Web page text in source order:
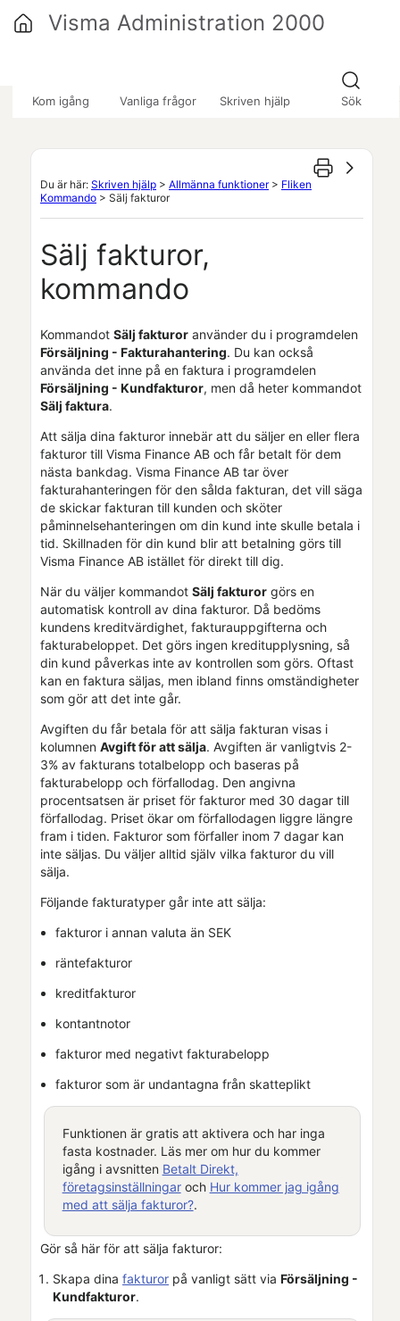
Kom igång Vanliga frågor Skriven hjälp Sök
Visma Administration 2000
Du är här: Skriven hjälp > Allmänna funktioner> Fliken
Kommando > Sälj fakturor
Sälj fakturor,
kommando
Kommandot Sälj fakturor använder du i programdelen
Försäljning - Fakturahantering. Du kan också
använda det inne på en faktura i programdelen
Försäljning - Kundfakturor, men då heter kommandot
Sälj faktura.
Att sälja dina fakturor innebär att du säljer en eller flera
fakturor till Visma Finance AB och får betalt för dem
nästa bankdag. Visma Finance AB tar över
fakturahanteringen för den sålda fakturan, det vill säga
de skickar fakturan till kunden och sköter
påminnelsehanteringen om din kund inte skulle betala i
tid. Skillnaden för din kund blir att betalning görs till
Visma Finance AB istället för direkt till dig.
När du väljer kommandot Sälj fakturor görs en
automatisk kontroll av dina fakturor. Då bedöms
kundens kreditvärdighet, fakturauppgifterna och
fakturabeloppet. Det görs ingen kreditupplysning, så
din kund påverkas inte av kontrollen som görs. Oftast
kan en faktura säljas, men ibland finns omständigheter
som gör att det inte går.
Avgiften du får betala för att sälja fakturan visas i
kolumnen Avgift för att sälja. Avgiften är vanligtvis 2-
3% av fakturans totalbelopp och baseras på
fakturabelopp och förfallodag. Den angivna
procentsatsen är priset för fakturor med 30 dagar till
förfallodag. Priset ökar om förfallodagen liggre längre
fram i tiden. Fakturor som förfaller inom 7 dagar kan
inte säljas. Du väljer alltid själv vilka fakturor du vill
sälja.
Följande fakturatyper går inte att sälja:
fakturor i annan valuta än SEK
räntefakturor
kreditfakturor
kontantnotor
fakturor med negativt fakturabelopp
fakturor som är undantagna från skatteplikt
Funktionen är gratis att aktivera och har inga
fasta kostnader. Läs mer om hur du kommer
igång i avsnitten Betalt Direkt,
företagsinställningaroch Hur kommer jag igång
med att sälja fakturor?.
Gör så här för att sälja fakturor:
Skapa dina fakturor på vanligt sätt via Försäljning -
Kundfakturor.